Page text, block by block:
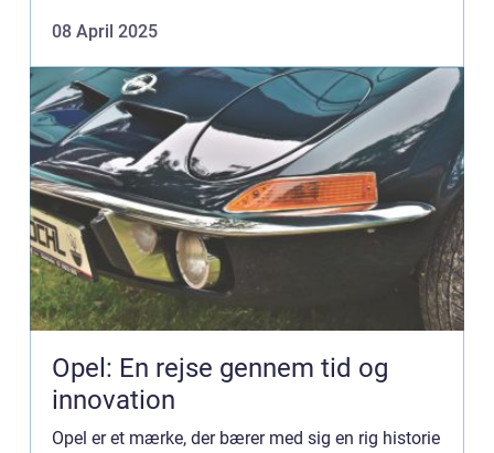
08 April 2025
Opel: En rejse gennem tid og
innovation
Opel er et mærke, der bærer med sig en rig historie